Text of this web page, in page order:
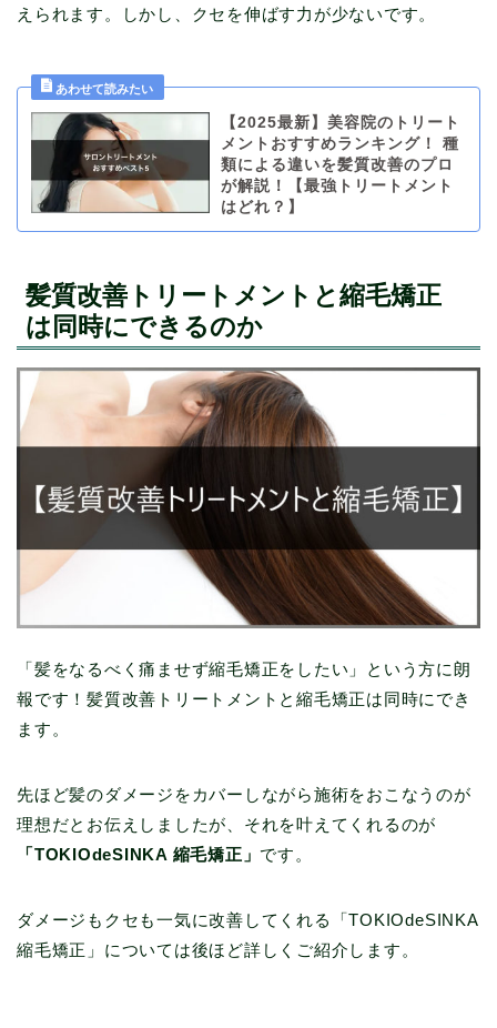
えられます。しかし、クセを伸ばす力が少ないです。
【2025最新】美容院のトリート
メントおすすめランキング！ 種
類による違いを髪質改善のプロ
が解説！【最強トリートメント
はどれ？】
髪質改善トリートメントと縮毛矯正
は同時にできるのか
「髪をなるべく痛ませず縮毛矯正をしたい」という方に朗
報です！髪質改善トリートメントと縮毛矯正は同時にでき
ます。
先ほど髪のダメージをカバーしながら施術をおこなうのが
理想だとお伝えしましたが、それを叶えてくれるのが
「TOKIOdeSINKA 縮毛矯正」 です。
ダメージもクセも一気に改善してくれる「TOKIOdeSINKA
縮毛矯正」については後ほど詳しくご紹介します。